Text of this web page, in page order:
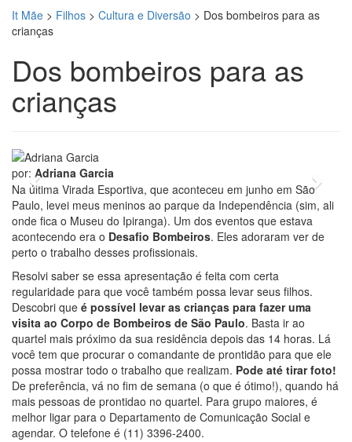
It Mãe > Filhos > Cultura e Diversão > Dos bombeiros para as
crianças
Dos bombeiros para as
crianças
por: Adriana Garcia
Previous Next
Na última Virada Esportiva, que aconteceu em junho em São
Paulo, levei meus meninos ao parque da Independência (sim, ali
onde fica o Museu do Ipiranga). Um dos eventos que estava
acontecendo era o Desafio Bombeiros. Eles adoraram ver de
perto o trabalho desses profissionais.
Resolvi saber se essa apresentação é feita com certa
regularidade para que você também possa levar seus filhos.
Descobri que é possível levar as crianças para fazer uma
visita ao Corpo de Bombeiros de São Paulo. Basta ir ao
quartel mais próximo da sua residência depois das 14 horas. Lá
você tem que procurar o comandante de prontidão para que ele
possa mostrar todo o trabalho que realizam. Pode até tirar foto!
De preferência, vá no fim de semana (o que é ótimo!), quando há
mais pessoas de prontidao no quartel. Para grupo maiores, é
melhor ligar para o Departamento de Comunicação Social e
agendar. O telefone é (11) 3396-2400.